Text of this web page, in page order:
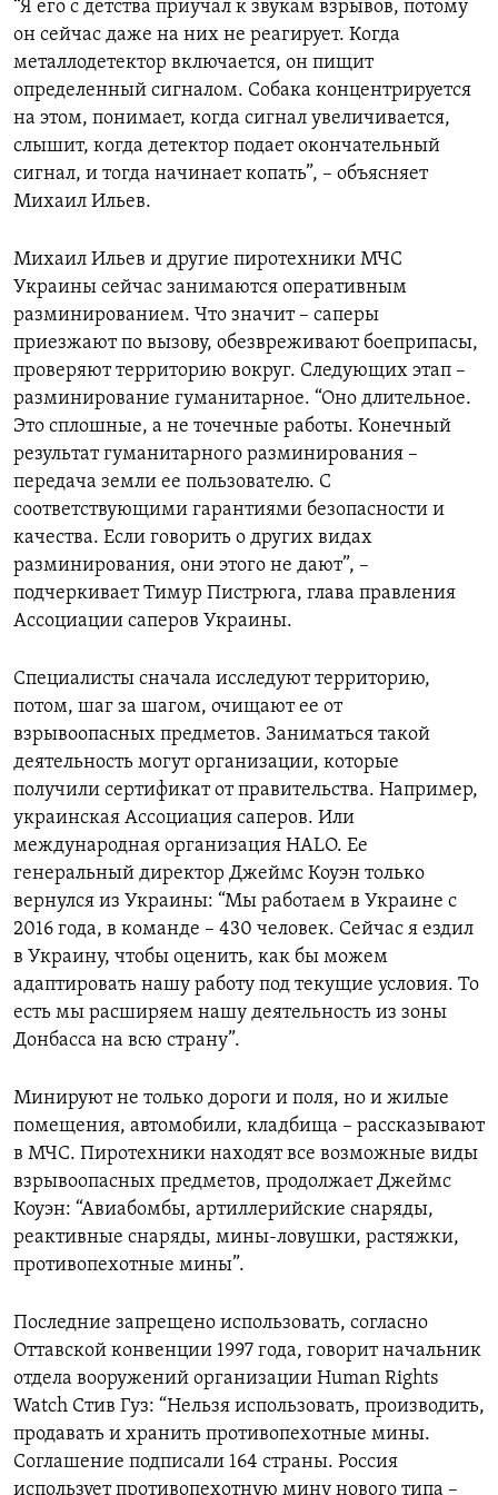
“Я его с детства приучал к звукам взрывов, потому
он сейчас даже на них не реагирует. Когда
металлодетектор включается, он пищит
определенный сигналом. Собака концентрируется
на этом, понимает, когда сигнал увеличивается,
слышит, когда детектор подает окончательный
сигнал, и тогда начинает копать”, – объясняет
Михаил Ильев.
Михаил Ильев и другие пиротехники МЧС
Украины сейчас занимаются оперативным
разминированием. Что значит – саперы
приезжают по вызову, обезвреживают боеприпасы,
проверяют территорию вокруг. Следующих этап –
разминирование гуманитарное. “Оно длительное.
Это сплошные, а не точечные работы. Конечный
результат гуманитарного разминирования –
передача земли ее пользователю. С
соответствующими гарантиями безопасности и
качества. Если говорить о других видах
разминирования, они этого не дают”, –
подчеркивает Тимур Пистрюга, глава правления
Ассоциации саперов Украины.
Специалисты сначала исследуют территорию,
потом, шаг за шагом, очищают ее от
взрывоопасных предметов. Заниматься такой
деятельность могут организации, которые
получили сертификат от правительства. Например,
украинская Ассоциация саперов. Или
международная организация HALO. Ее
генеральный директор Джеймс Коуэн только
вернулся из Украины: “Мы работаем в Украине с
2016 года, в команде – 430 человек. Сейчас я ездил
в Украину, чтобы оценить, как бы можем
адаптировать нашу работу под текущие условия. То
есть мы расширяем нашу деятельность из зоны
Донбасса на всю страну”.
Минируют не только дороги и поля, но и жилые
помещения, автомобили, кладбища – рассказывают
в МЧС. Пиротехники находят все возможные виды
взрывоопасных предметов, продолжает Джеймс
Коуэн: “Авиабомбы, артиллерийские снаряды,
реактивные снаряды, мины-ловушки, растяжки,
противопехотные мины”.
Последние запрещено использовать, согласно
Оттавской конвенции 1997 года, говорит начальник
отдела вооружений организации Human Rights
Watch Стив Гуз: “Нельзя использовать, производить,
продавать и хранить противопехотные мины.
Соглашение подписали 164 страны. Россия
использует противопехотную мину нового типа –